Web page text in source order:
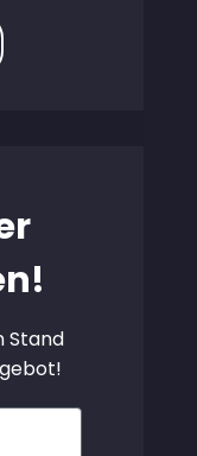
Stand